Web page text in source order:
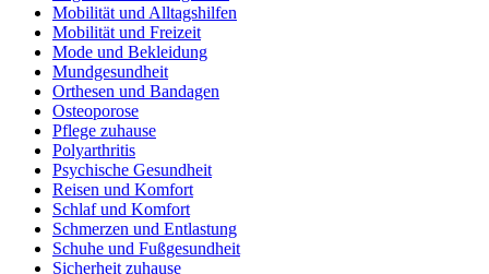
Mobilität und Alltagshilfen
Mobilität und Freizeit
Mode und Bekleidung
Mundgesundheit
Orthesen und Bandagen
Osteoporose
Pflege zuhause
Polyarthritis
Psychische Gesundheit
Reisen und Komfort
Schlaf und Komfort
Schmerzen und Entlastung
Schuhe und Fußgesundheit
Sicherheit zuhause